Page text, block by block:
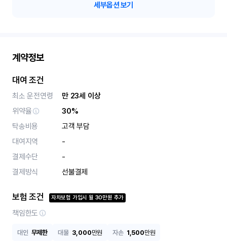
세부옵션 보기
계약정보
대여 조건
최소 운전연령
만 23세 이상
위약율
30%
탁송비용
고객 부담
대여지역
-
결제수단
-
결제방식
선불결제
보험 조건 자차보험 가입시월 30만원 추가
책임한도
대인 무제한 대물 3,000만원 자손 1,500만원